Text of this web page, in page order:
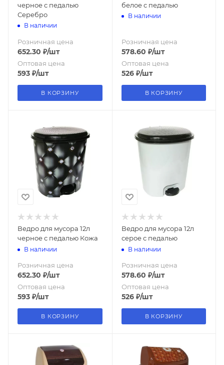
черное с педалью
Серебро
В наличии
Розничная цена
652.30 ₽/шт
Оптовая цена
593 ₽/шт
В КОРЗИНУ
белое с педалью
В наличии
Розничная цена
578.60 ₽/шт
Оптовая цена
526₽/шт
В КОРЗИНУ
Ведро для мусора 12л
черное с педалью Кожа
В наличии
Розничная цена
652.30 ₽/шт
Оптовая цена
593 ₽/шт
В КОРЗИНУ
Ведро для мусора 12л
серое с педалью
В наличии
Розничная цена
578.60 ₽/шт
Оптовая цена
526₽/шт
В КОРЗИНУ